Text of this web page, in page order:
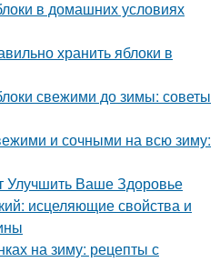
в домашних условиях
хранить яблоки в
свежими до зимы: советы
и сочными на всю зиму:
Улучшить Ваше Здоровье
исцеляющие свойства и
на зиму: рецепты с